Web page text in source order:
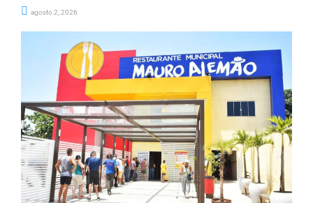
agosto 2, 2026